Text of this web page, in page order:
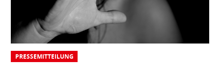
PRESSEMITTEILUNG